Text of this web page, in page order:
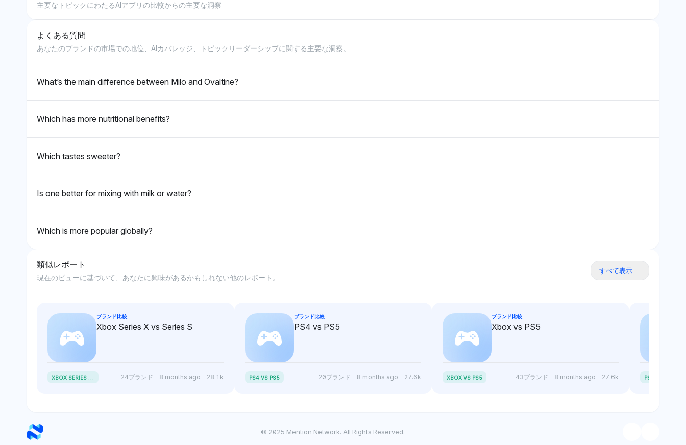
主要なトピックにわたるAIアプリの比較からの主要な洞察
よくある質問
あなたのブランドの市場での地位、AIカバレッジ、トピックリーダーシップに関する主要な洞察。
What’s the main difference between Milo and Ovaltine?
Which has more nutritional benefits?
Which tastes sweeter?
Is one better for mixing with milk or water?
Which is more popular globally?
類似レポート
現在のビューに基づいて、あなたに興味があるかもしれない他のレポート。
すべて表示
ブランド比較
Xbox Series X vs Series S
X
BOX SERIES X VS SERIES S 24ブランド 8 months ago 28.1k
ブランド比較
PS4 vs PS5
PS4 VS PS5 20ブランド 8 months ago 27.6k
ブランド比較
Xbox vs PS5
XBOX VS PS5 43ブランド 8 months ago 27.6k
© 2025 Mention Network. All Rights Reserved.